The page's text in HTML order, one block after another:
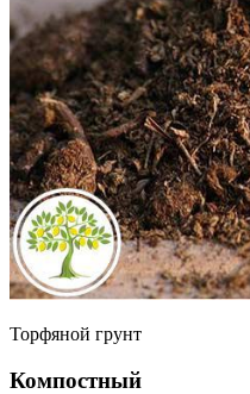
Торфяной грунт
Компостный